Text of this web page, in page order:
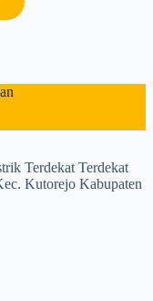
Terdekat Terdekat
Kutorejo Kabupaten